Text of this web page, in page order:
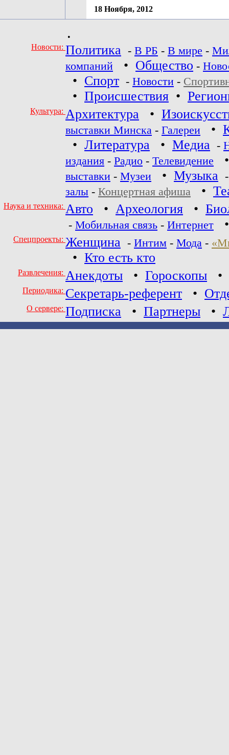
18 Ноября, 2012
•
Новости: Политика - В РБ - В мире -
компаний
• Общество -
• Спорт - Новости -
• Происшествия •
Культура: Архитектура •
выставки Минска - Галереи •
• Литература • Медиа -
издания - Радио - Телевидение
выставки - Музеи • Музыка
залы - Концертная афиша •
Наука и техника: Авто • Археология •
- Мобильная связь - Интернет
Спецпроекты: Женщина - Интим - Мода -
• Кто есть кто
Развлечения: Анекдоты • Гороскопы •
Периодика: Секретарь-референт •
О сервере: Подписка • Партнеры •